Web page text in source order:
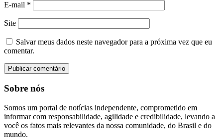
E-mail *
Site
Salvar meus dados neste navegador para a próxima vez que eu
comentar.
Sobre nós
Somos um portal de notícias independente, comprometido em
informar com responsabilidade, agilidade e credibilidade, levando a
você os fatos mais relevantes da nossa comunidade, do Brasil e do
mundo.